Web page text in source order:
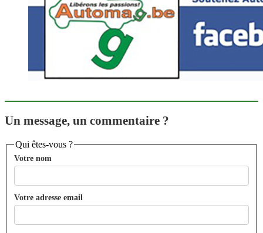
Un message, un commentaire ?
Qui êtes-vous ?
Votre nom
Votre adresse email